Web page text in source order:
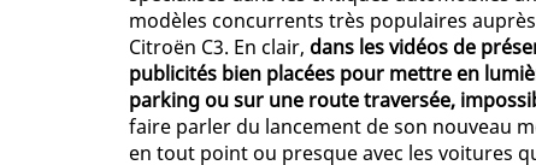
modèles concurrents très populaires
Citroën C3. En clair, dans les vidéos de
publicités bien placées pour mettre en
parking ou sur une route traversée,
faire parler du lancement de son nouveau
en tout point ou presque avec les voitures